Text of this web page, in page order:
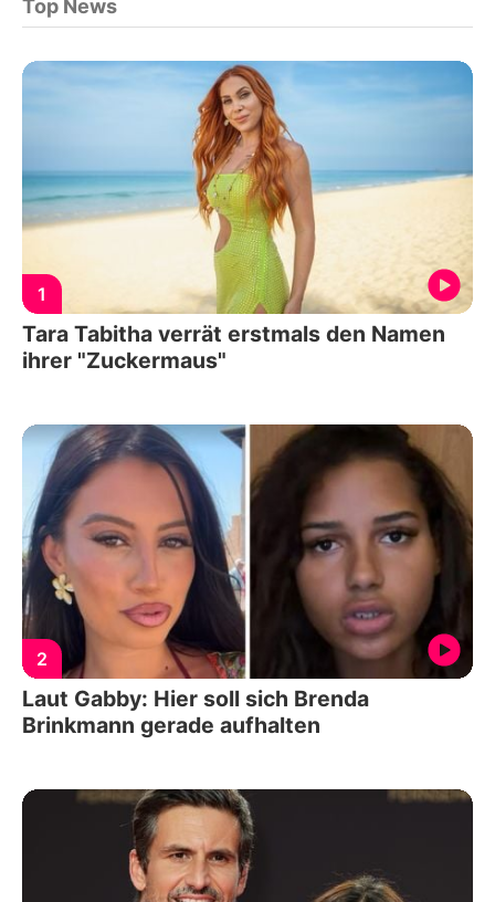
Top News
1
Tara Tabitha verrät erstmals den Namen
ihrer "Zuckermaus"
2
Laut Gabby: Hier soll sich Brenda
Brinkmann gerade aufhalten